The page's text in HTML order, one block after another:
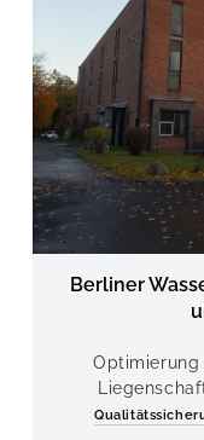
Berliner
Optimierung